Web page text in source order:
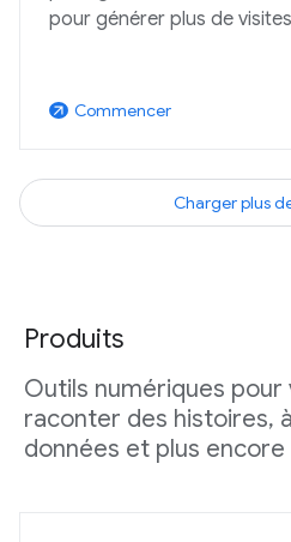
pour générer plus de
arrow_outward Commencer
Charger plus
Produits
Outils numériques pour
raconter des histoires,
données et plus encore